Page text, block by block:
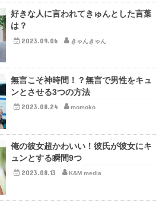
好きな人に言われてきゅんとした言葉
は？
2023.09.06 きゃんきゃん
無言こそ神時間！？無言で男性をキュ
ンとさせる3つの方法
2023.08.24 momoko
俺の彼女超かわいい！彼氏が彼女にキ
ュンとする瞬間9つ
2023.08.13 K&M media